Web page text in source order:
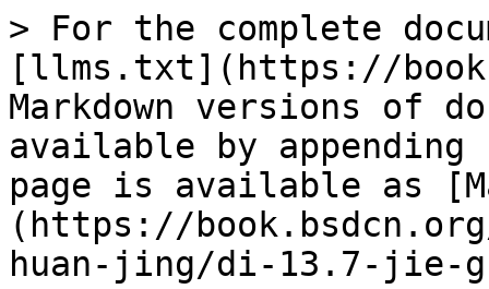
> For the complete
[llms.txt](https://
Markdown versions of
available by
page is available as
(https://
huan-jing/di-13.7-jie-